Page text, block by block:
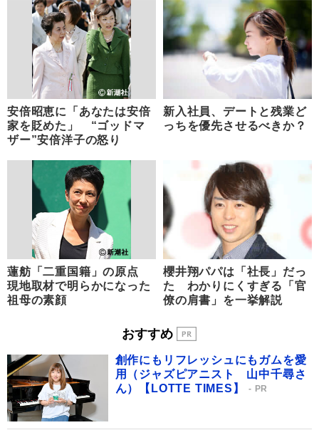
安倍昭恵に「あなたは安倍
家を貶めた」 “ゴッドマ
ザー”安倍洋子の怒り
新入社員、デートと残業ど
っちを優先させるべきか？
蓮舫「二重国籍」の原点
現地取材で明らかになった
祖母の素顔
櫻井翔パパは「社長」だっ
た わかりにくすぎる「官
僚の肩書」を一挙解説
おすすめ
創作にもリフレッシュにもガムを愛
用（ジャズピアニスト 山中千尋さ
ん）【LOTTE TIMES】
PR